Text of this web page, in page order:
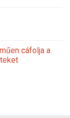
cáfolja a